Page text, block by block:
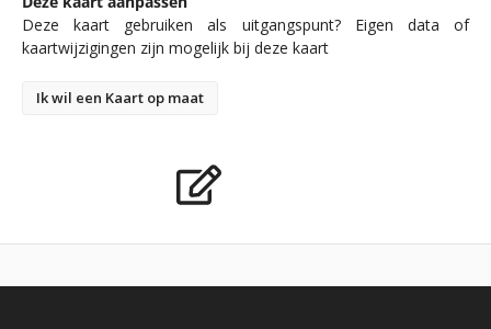
Deze kaart gebruiken als uitgangspunt? Eigen data of
kaartwijzigingen zijn mogelijk bij deze kaart
Ik wil een Kaart op maat